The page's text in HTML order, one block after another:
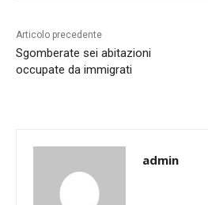
Articolo precedente
Sgomberate sei abitazioni
occupate da immigrati
admin